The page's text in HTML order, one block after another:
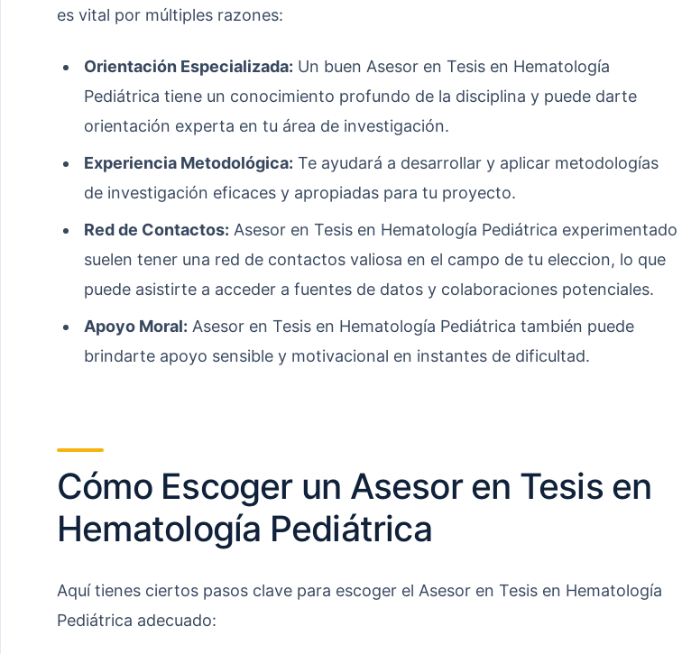
es vital por múltiples razones:
Orientación Especializada: Un buen Asesor en Tesis en Hematología
Pediátrica tiene un conocimiento profundo de la disciplina y puede darte
orientación experta en tu área de investigación.
Experiencia Metodológica: Te ayudará a desarrollar y aplicar metodologías
de investigación eficaces y apropiadas para tu proyecto.
Red de Contactos: Asesor en Tesis en Hematología Pediátrica experimentado
suelen tener una red de contactos valiosa en el campo de tu eleccion, lo que
puede asistirte a acceder a fuentes de datos y colaboraciones potenciales.
Apoyo Moral: Asesor en Tesis en Hematología Pediátrica también puede
brindarte apoyo sensible y motivacional en instantes de dificultad.
Cómo Escoger un Asesor en Tesis en
Hematología Pediátrica
Aquí tienes ciertos pasos clave para escoger el Asesor en Tesis en Hematología
Pediátrica adecuado: